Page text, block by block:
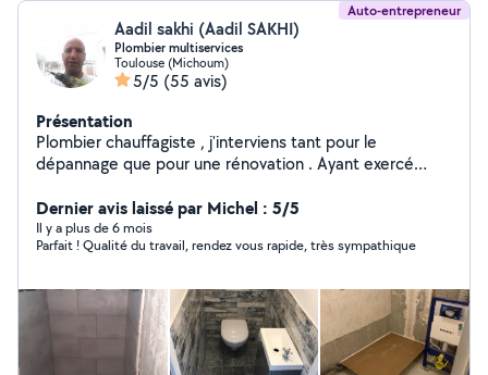
Auto-entrepreneur
Aadil sakhi (Aadil SAKHI)
Plombier multiservices
Toulouse (Michoum)
5/5 (55 avis)
Présentation
Plombier chauffagiste , j'interviens tant pour le
dépannage que pour une rénovation . Ayant exercé
mes services professionnelles de qualité à des tarifs
raisonnables.
Dernier avis laissé par Michel : 5/5
Il y a plus de 6 mois
Parfait ! Qualité du travail, rendez vous rapide, très sympathique